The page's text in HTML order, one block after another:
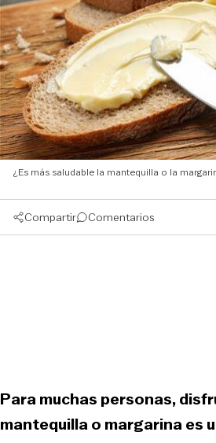
¿Es más saludable la mantequilla o la
Compartir Comentarios
Para muchas personas,
mantequilla o margarina es